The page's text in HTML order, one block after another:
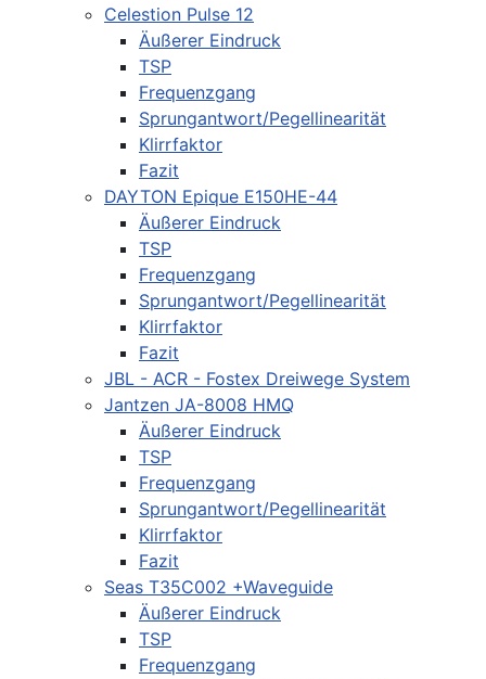
Celestion Pulse 12
Äußerer Eindruck
TSP
Frequenzgang
Sprungantwort/Pegellinearität
Klirrfaktor
Fazit
DAYTON Epique E150HE-44
Äußerer Eindruck
TSP
Frequenzgang
Sprungantwort/Pegellinearität
Klirrfaktor
Fazit
JBL - ACR - Fostex Dreiwege System
Jantzen JA-8008 HMQ
Äußerer Eindruck
TSP
Frequenzgang
Sprungantwort/Pegellinearität
Klirrfaktor
Fazit
Seas T35C002 +Waveguide
Äußerer Eindruck
TSP
Frequenzgang